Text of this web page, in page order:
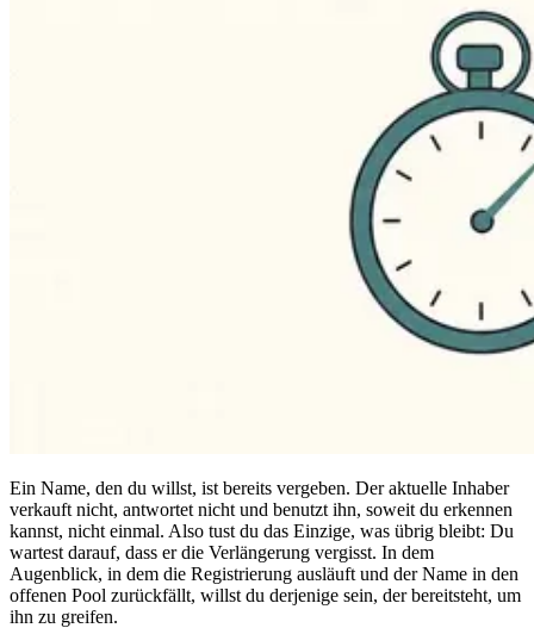
Ein Name, den du willst, ist bereits vergeben. Der aktuelle Inhaber
verkauft nicht, antwortet nicht und benutzt ihn, soweit du erkennen
kannst, nicht einmal. Also tust du das Einzige, was übrig bleibt: Du
wartest darauf, dass er die Verlängerung vergisst. In dem
Augenblick, in dem die Registrierung ausläuft und der Name in den
offenen Pool zurückfällt, willst du derjenige sein, der bereitsteht, um
ihn zu greifen.